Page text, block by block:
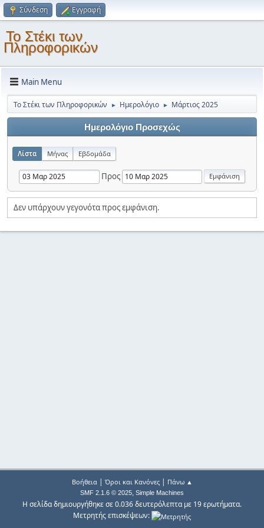
Σύνδεση Εγγραφή
Το Στέκι των
Πληροφορικών
Main Menu
Το Στέκι των Πληροφορικών ► Ημερολόγιο ► Μάρτιος 2025
Ημερολόγιο Προσεχώς
Λίστα Μήνας Εβδομάδα
Προς
Δεν υπάρχουν γεγονότα προς εμφάνιση.
Βοήθεια| Όροι και Κανόνες| Πάνω ▲
SMF 2.1.6 © 2025, Simple Machines
Η σελίδα δημιουργήθηκε σε 0.036 δευτερόλεπτα με 19 ερωτήματα.
Μετρητής επισκέψεων: